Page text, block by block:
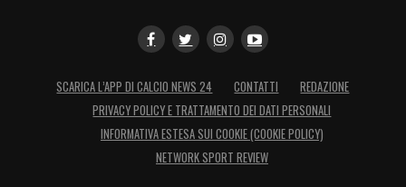
SCARICA L’APP DI CALCIO NEWS 24 CONTATTI
REDAZIONE
PRIVACY POLICY E TRATTAMENTO DEI DATI PERSONALI
INFORMATIVA ESTESA SUI COOKIE (COOKIE POLICY)
NETWORK SPORT REVIEW